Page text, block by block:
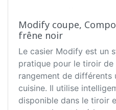
Modify coupe,
frêne noir
Le casier Modify est un
pratique pour le tiroir
rangement de différents
cuisine. Il utilise
disponible dans le tiroir